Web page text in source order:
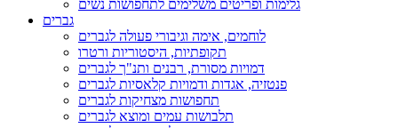
גלימות ופריטים משלימים לתחפושות נשים
גברים
לוחמים, אימה וגיבורי פעולה לגברים
תקופתיות, היסטוריות ורטרו
דמויות מסורת, רבנים ותנ"ך לגברים
פנטזיה, אגדות ודמויות קלאסיות לגברים
תחפושות מצחיקות לגברים
תלבושות עמים ומוצא לגברים